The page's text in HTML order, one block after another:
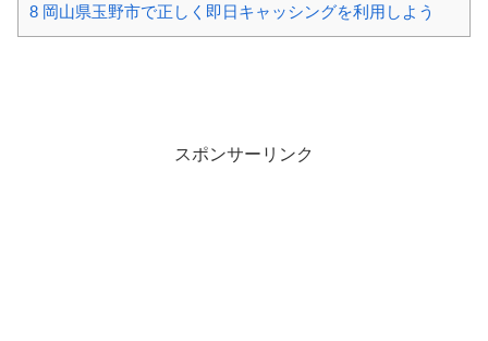
8 岡山県玉野市で正しく即日キャッシングを利用しよう
スポンサーリンク